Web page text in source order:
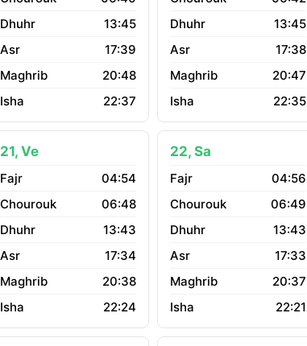
13:45
17:39
20:48
22:37
13:45
17:38
20:47
22:35
21, Ve
04:54
06:48
13:43
17:34
20:38
22:24
22, Sa
04:56
06:49
13:43
17:33
20:37
22:21